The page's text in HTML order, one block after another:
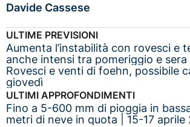
Davide Cassese
ULTIME PREVISIONI
Aumenta l’instabilità con rovesci e
anche intensi tra pomeriggio e sera
Rovesci e venti di foehn, possibile
giovedì
ULTIMI APPROFONDIMENTI
Fino a 5-600 mm di pioggia in
metri di neve in quota | 15-17 aprile